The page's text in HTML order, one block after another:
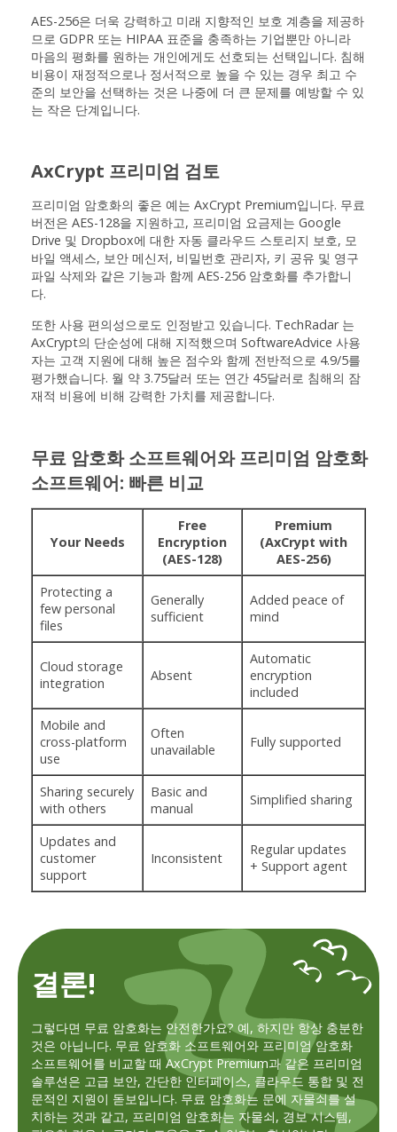
AES-256은 더욱 강력하고 미래 지향적인 보호 계층을 제공하
므로 GDPR 또는 HIPAA 표준을 충족하는 기업뿐만 아니라
마음의 평화를 원하는 개인에게도 선호되는 선택입니다. 침해
비용이 재정적으로나 정서적으로 높을 수 있는 경우 최고 수
준의 보안을 선택하는 것은 나중에 더 큰 문제를 예방할 수 있
는 작은 단계입니다.
AxCrypt 프리미엄 검토
프리미엄 암호화의 좋은 예는 AxCrypt Premium입니다. 무료
버전은 AES-128을 지원하고, 프리미엄 요금제는 Google
Drive 및 Dropbox에 대한 자동 클라우드 스토리지 보호, 모
바일 액세스, 보안 메신저, 비밀번호 관리자, 키 공유 및 영구
파일 삭제와 같은 기능과 함께 AES-256 암호화를 추가합니
다.
또한 사용 편의성으로도 인정받고 있습니다. TechRadar 는
AxCrypt의 단순성에 대해 지적했으며 SoftwareAdvice 사용
자는 고객 지원에 대해 높은 점수와 함께 전반적으로 4.9/5를
평가했습니다. 월 약 3.75달러 또는 연간 45달러로 침해의 잠
재적 비용에 비해 강력한 가치를 제공합니다.
무료 암호화 소프트웨어와 프리미엄 암호화
소프트웨어: 빠른 비교
Your Needs
Free
Encryption
(AES-128)
Premium
(AxCrypt with
AES-256)
Protecting a
few personal
files
Generally
sufficient
Added peace of
mind
Cloud storage
integration
Absent
Automatic
encryption
included
Mobile and
cross-platform
use
Often
unavailable
Fully supported
Sharing securely
with others
Basic and
manual
Simplified sharing
Updates and
customer
support
Inconsistent
Regular updates
+ Support agent
결론!
그렇다면 무료 암호화는 안전한가요? 예, 하지만 항상 충분한
것은 아닙니다. 무료 암호화 소프트웨어와 프리미엄 암호화
소프트웨어를 비교할 때 AxCrypt Premium과 같은 프리미엄
솔루션은 고급 보안, 간단한 인터페이스, 클라우드 통합 및 전
문적인 지원이 돋보입니다. 무료 암호화는 문에 자물쇠를 설
치하는 것과 같고, 프리미엄 암호화는 자물쇠, 경보 시스템,